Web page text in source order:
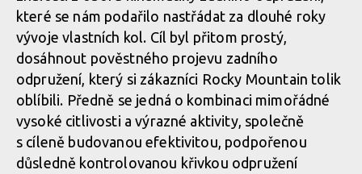
Novinka: Zcela nový Rocky Mountain Altitude - návrat odpružení
LC2R
Novinka: Zcela nový Rocky Mountain Altitude - návrat odpružení
LC2R
které se nám podařilo nastřádat za dlouhé roky
vývoje vlastních kol. Cíl byl přitom prostý,
dosáhnout pověstného projevu zadního
odpružení, který si zákazníci Rocky Mountain tolik
oblíbili. Předně se jedná o kombinaci mimořádné
vysoké citlivosti a výrazné aktivity, společně
s cíleně budovanou efektivitou, podpořenou
důsledně kontrolovanou křivkou odpružení